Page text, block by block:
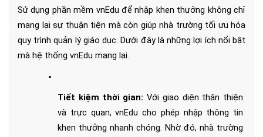
Sử dụng phần mềm vnEdu để nhập khen thưởng không chỉ
mang lại sự thuận tiện mà còn giúp nhà trường tối ưu hóa
quy trình quản lý giáo dục. Dưới đây là những lợi ích nổi bật
mà hệ thống vnEdu mang lại.
Tiết kiệm thời gian: Với giao diện thân thiện
và trực quan, vnEdu cho phép nhập thông tin
khen thưởng nhanh chóng. Nhờ đó, nhà trường